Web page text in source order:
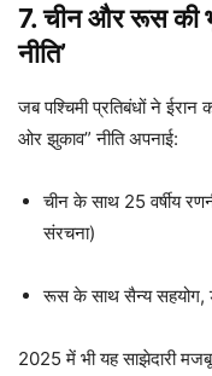
7. चीन और रूस की
नीति’
जब पश्चिमी प्रतिबंधों ने
ओर झुकाव” नीति अपनाई:
चीन के साथ 25 वर्षीय
संरचना)
रूस के साथ सैन्य सहयोग,
2025 में भी यह साझेदारी